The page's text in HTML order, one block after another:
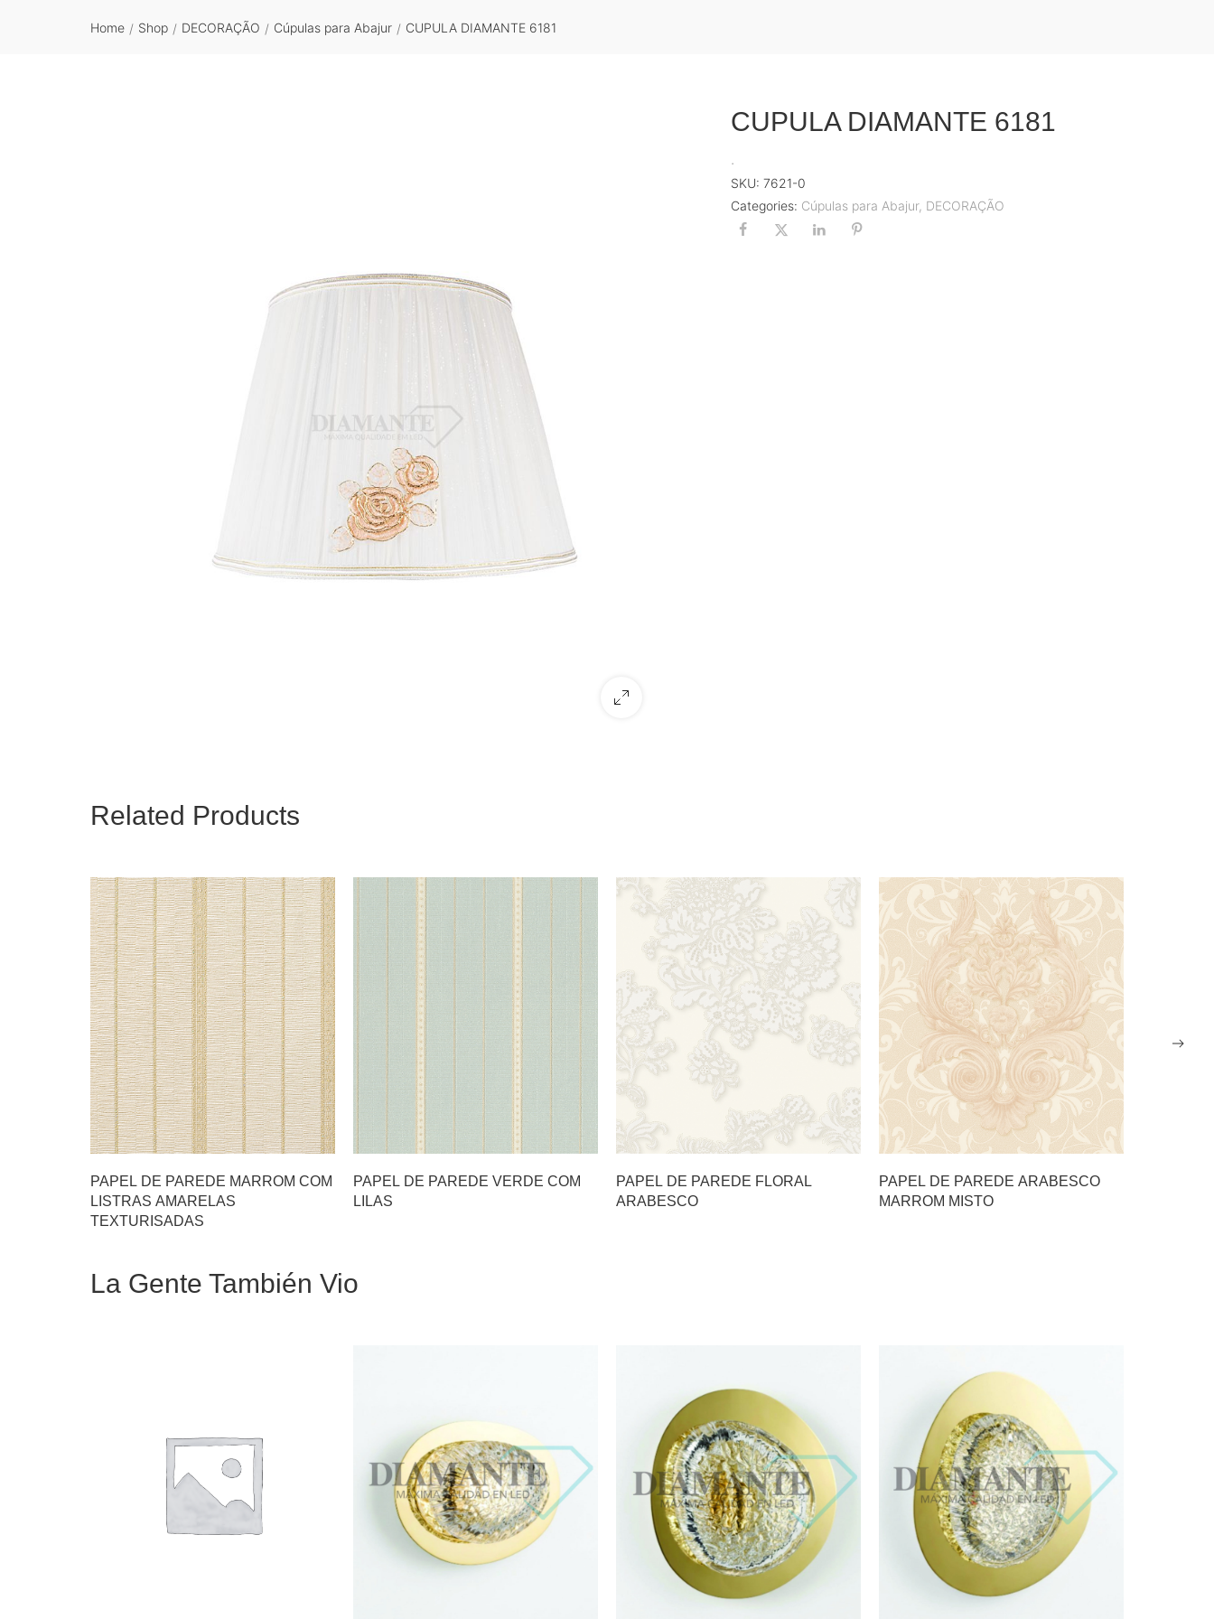
Home / Shop / DECORAÇÃO / Cúpulas para Abajur / CUPULA DIAMANTE 6181
CUPULA DIAMANTE 6181
.
SKU: 7621-0
Categories: Cúpulas para Abajur, DECORAÇÃO
Related Products
PAPEL DE PAREDE MARROM COM
LISTRAS AMARELAS
TEXTURISADAS
PAPEL DE PAREDE VERDE COM
LILAS
PAPEL DE PAREDE FLORAL
ARABESCO
PAPEL DE PAREDE ARABESCO
MARROM MISTO
La Gente También Vio